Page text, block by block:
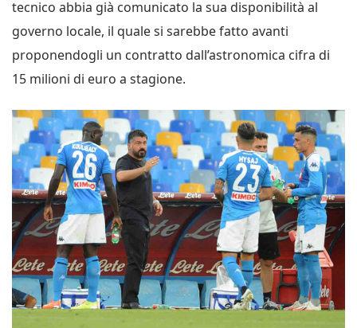
tecnico abbia già comunicato la sua disponibilità al
governo locale, il quale si sarebbe fatto avanti
proponendogli un contratto dall’astronomica cifra di
15 milioni di euro a stagione.